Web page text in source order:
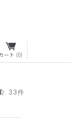
ート (0)
33件